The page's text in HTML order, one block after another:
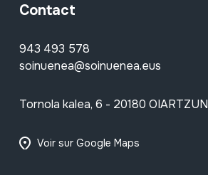
Contact
943 493 578
soinuenea@soinuenea.eus
Tornola kalea, 6 - 20180 OIARTZUN
Voir sur Google Maps